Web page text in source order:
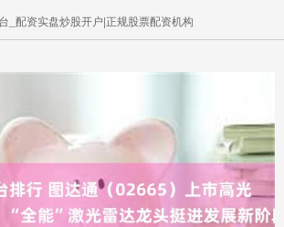
_配资实盘炒股开户|正规股票配资机构